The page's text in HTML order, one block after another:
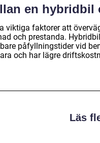
en hybridbil
viktiga faktorer att
och prestanda.
påfyllningstider vid
och har lägre
Läs